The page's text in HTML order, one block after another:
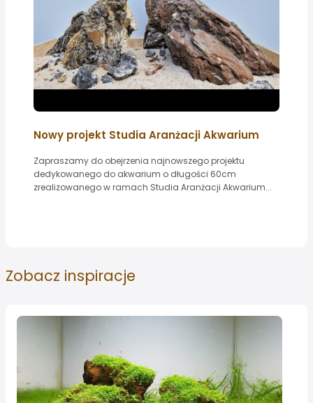
Nowy projekt Studia Aranżacji Akwarium
Zapraszamy do obejrzenia najnowszego projektu
dedykowanego do akwarium o długości 60cm
zrealizowanego w ramach Studia Aranżacji Akwarium...
Zobacz inspiracje